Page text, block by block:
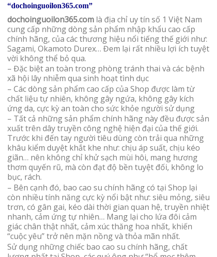
“dochoinguoilon365.com”
dochoinguoilon365.com là địa chỉ uy tín số 1 Việt Nam
cung cấp những dòng sản phẩm nhập khẩu cao cấp
chính hãng, của các thương hiệu nổi tiếng thế giới như:
Sagami, Okamoto Durex… Đem lại rất nhiều lợi ích tuyệt
vời không thể bỏ qua.
– Đặc biệt an toàn trong phòng tránh thai và các bệnh
xã hội lây nhiễm qua sinh hoạt tình dục
– Các dòng sản phẩm cao cấp của Shop được làm từ
chất liệu tự nhiên, không gây ngứa, không gây kích
ứng da, cực kỳ an toàn cho sức khỏe người sử dụng
– Tất cả những sản phẩm chính hãng này đều được sản
xuất trên dây truyền công nghệ hiện đại của thế giới.
Trước khi đến tay người tiêu dùng còn trải qua những
khâu kiểm duyệt khắt khe như: chịu áp suất, chịu kéo
giãn… nên không chỉ khử sạch mùi hôi, mang hương
thơm quyến rũ, mà còn đạt độ bền tuyệt đối, không lo
bục, rách.
– Bên cạnh đó, bao cao su chính hãng có tại Shop lại
còn nhiều tính năng cực kỳ nổi bật như: siêu mỏng, siêu
trơn, có gân gai, kéo dài thời gian quan hệ, truyền nhiệt
nhanh, cảm ứng tự nhiên… Mang lại cho lứa đôi cảm
giác chân thật nhất, cảm xúc thăng hoa nhất, khiến
“cuộc yêu” trở nên mặn nồng và thỏa mãn nhất.
Sử dụng những chiếc bao cao su chính hãng, chất